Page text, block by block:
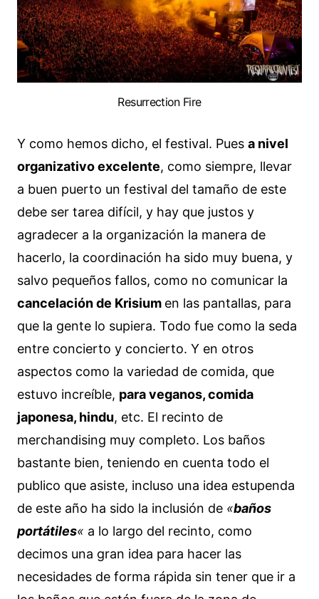
Resurrection Fire
Y como hemos dicho, el festival. Pues a nivel
organizativo excelente, como siempre, llevar
a buen puerto un festival del tamaño de este
debe ser tarea difícil, y hay que justos y
agradecer a la organización la manera de
hacerlo, la coordinación ha sido muy buena, y
salvo pequeños fallos, como no comunicar la
cancelación de Krisium en las pantallas, para
que la gente lo supiera. Todo fue como la seda
entre concierto y concierto. Y en otros
aspectos como la variedad de comida, que
estuvo increíble, para veganos, comida
japonesa, hindu, etc. El recinto de
merchandising muy completo. Los baños
bastante bien, teniendo en cuenta todo el
publico que asiste, incluso una idea estupenda
de este año ha sido la inclusión de «baños
portátiles« a lo largo del recinto, como
decimos una gran idea para hacer las
necesidades de forma rápida sin tener que ir a